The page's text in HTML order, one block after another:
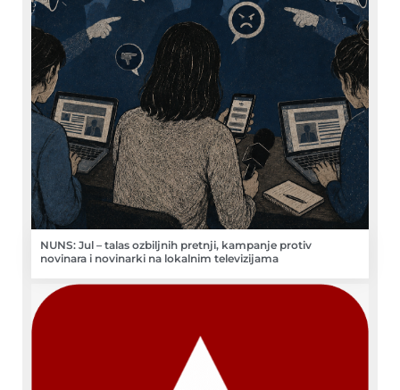
NUNS: Jul – talas ozbiljnih pretnji, kampanje protiv
novinara i novinarki na lokalnim televizijama